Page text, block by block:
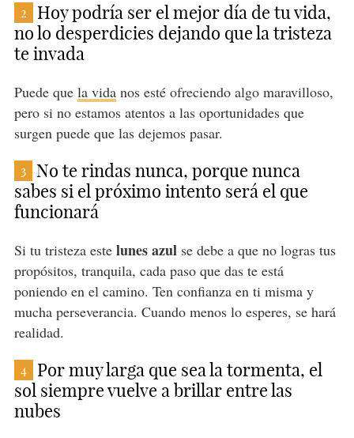
2
Hoy podría ser el mejor día de tu vida,
no lo desperdicies dejando que la tristeza
te invada
Puede que la vidanos esté ofreciendo algo maravilloso,
pero si no estamos atentos a las oportunidades que
surgen puede que las dejemos pasar.
3
No te rindas nunca, porque nunca
sabes si el próximo intento será el que
funcionará
Si tu tristeza este lunes azul se debe a que no logras tus
propósitos, tranquila, cada paso que das te está
poniendo en el camino. Ten confianza en ti misma y
mucha perseverancia. Cuando menos lo esperes, se hará
realidad.
4
Por muy larga que sea la tormenta, el
sol siempre vuelve a brillar entre las
nubes